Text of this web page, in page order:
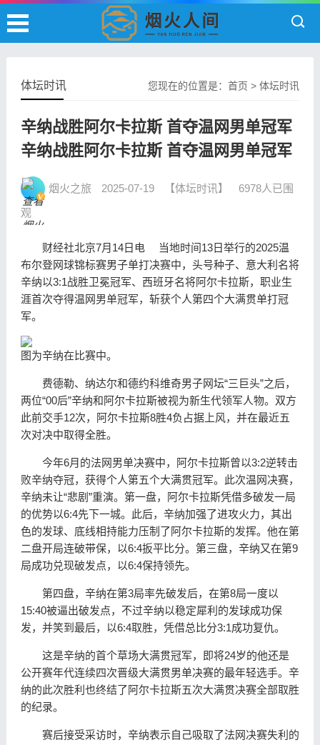
您现在的位置是：首页 >体坛时讯
体坛时讯
辛纳战胜阿尔卡拉斯 首夺温网男单冠军
辛纳战胜阿尔卡拉斯 首夺温网男单冠军
烟火之旅 2025-07-19 【体坛时讯】
6978人已围
观
财经社北京7月14日电 当地时间13日举行的2025温
布尔登网球锦标赛男子单打决赛中，头号种子、意大利名将
辛纳以3:1战胜卫冕冠军、西班牙名将阿尔卡拉斯，职业生
涯首次夺得温网男单冠军，斩获个人第四个大满贯单打冠
军。
图为辛纳在比赛中。
费德勒、纳达尔和德约科维奇男子网坛“三巨头”之后，
两位“00后”辛纳和阿尔卡拉斯被视为新生代领军人物。双方
此前交手12次，阿尔卡拉斯8胜4负占据上风，并在最近五
次对决中取得全胜。
今年6月的法网男单决赛中，阿尔卡拉斯曾以3:2逆转击
败辛纳夺冠，获得个人第五个大满贯冠军。此次温网决赛，
辛纳未让“悲剧”重演。第一盘，阿尔卡拉斯凭借多破发一局
的优势以6:4先下一城。此后，辛纳加强了进攻火力，其出
色的发球、底线相持能力压制了阿尔卡拉斯的发挥。他在第
二盘开局连破带保，以6:4扳平比分。第三盘，辛纳又在第9
局成功兑现破发点，以6:4保持领先。
第四盘，辛纳在第3局率先破发后，在第8局一度以
15:40被逼出破发点，不过辛纳以稳定犀利的发球成功保
发，并笑到最后，以6:4取胜，凭借总比分3:1成功复仇。
这是辛纳的首个草场大满贯冠军，即将24岁的他还是
公开赛年代连续四次晋级大满贯男单决赛的最年轻选手。辛
纳的此次胜利也终结了阿尔卡拉斯五次大满贯决赛全部取胜
的纪录。
赛后接受采访时，辛纳表示自己吸取了法网决赛失利的